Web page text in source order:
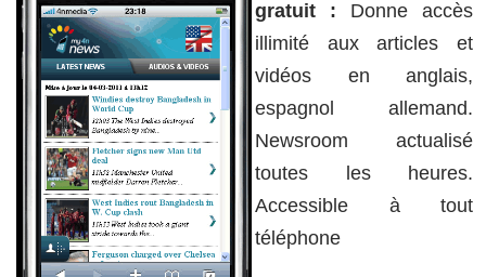
gratuit : Donne accès
illimité aux articles et
vidéos en anglais,
espagnol allemand.
Newsroom actualisé
toutes les heures.
Accessible à tout
téléphone